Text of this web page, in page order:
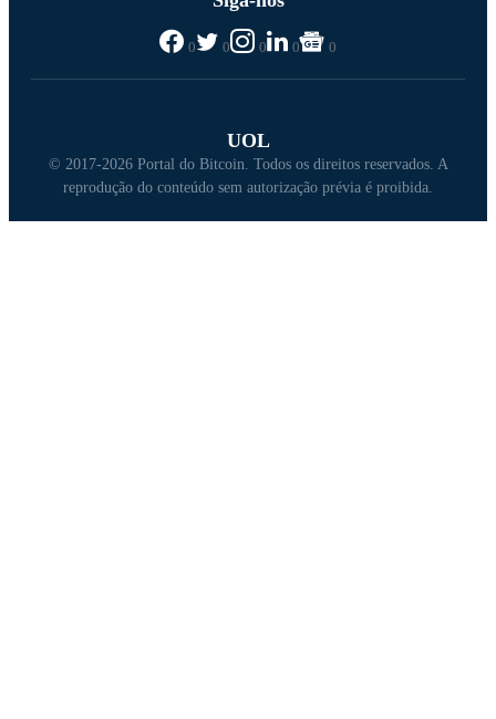
0 0 0 0 0
UOL
© 2017-2026 Portal do Bitcoin. Todos os direitos reservados. A
reprodução do conteúdo sem autorização prévia é proibida.